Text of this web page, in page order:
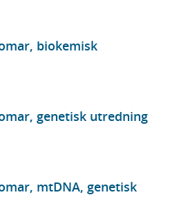
biokemisk
genetisk utredning
mtDNA, genetisk